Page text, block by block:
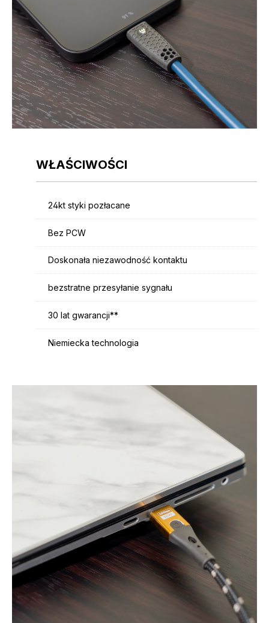
WŁAŚCIWOŚCI
24kt styki pozłacane
Bez PCW
Doskonała niezawodność kontaktu
bezstratne przesyłanie sygnału
30 lat gwarancji**
Niemiecka technologia